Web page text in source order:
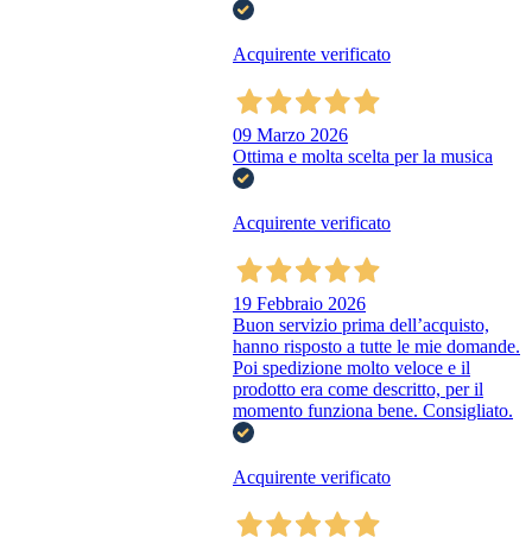
Acquirente verificato
09 Marzo 2026
Ottima e molta scelta per la musica
Acquirente verificato
19 Febbraio 2026
Buon servizio prima dell’acquisto,
hanno risposto a tutte le mie domande.
Poi spedizione molto veloce e il
prodotto era come descritto, per il
momento funziona bene. Consigliato.
Acquirente verificato